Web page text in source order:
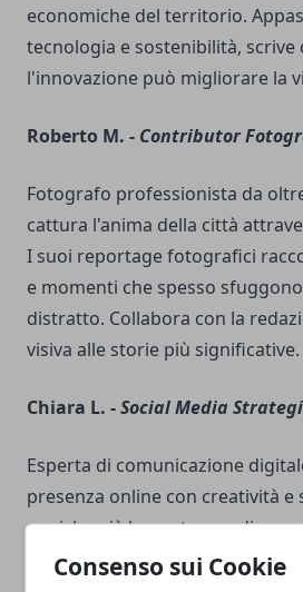
Consenso sui Cookie
economiche del territorio.
tecnologia e sostenibilità, scrive
l'innovazione può migliorare la
Roberto M. - Contributor
Fotografo professionista da
cattura l'anima della città
I suoi reportage fotografici
e momenti che spesso
distratto. Collabora con la
visiva alle storie più significative.
Chiara L. -Social Media
Esperta di comunicazione
presenza online con creatività e
anni, ha già lavorato con
come intercettare i gusti del